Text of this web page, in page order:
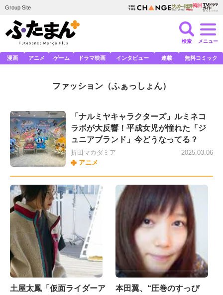
Group Site
検索 メニュー
漫画 アニメ ゲーム ドラマ映画 インタビュー 連載 無料コミック
ファッション （ふぁっしょん）
「ナルミヤキャラクターズ」ルミネコ
ラボが大反響！平成女児が憧れた「ジ
ュニアブランド」今どうなってる？
折田マカダミア
アニメ
2025.03.06
土屋太鳳「仮面ライダーア
本田翼、“圧巻のすっぴ